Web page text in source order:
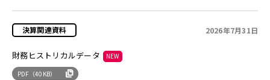
2026年7月31日
財務ヒストリカルデータ NEW
PDF （40KB）